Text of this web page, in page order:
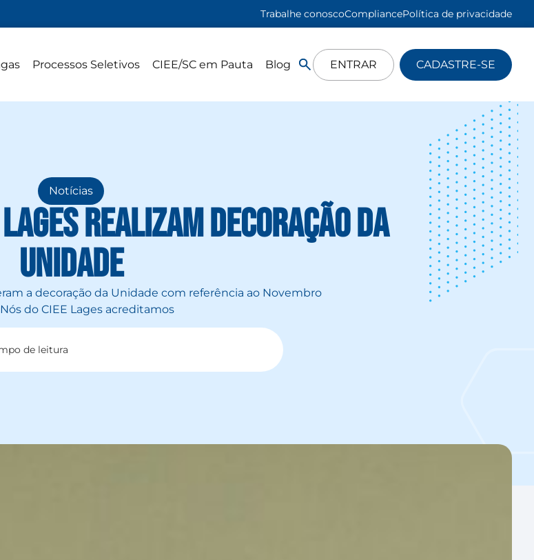
Trabalhe conoscoCompliancePolítica de privacidade
Processos Seletivos CIEE/SC em Pauta Blog ENTRAR CADASTRE-SE
Notícias
Lages realizam decoração da
Unidade
a decoração da Unidade com referência ao Novembro
do CIEE Lages acreditamos
de leitura